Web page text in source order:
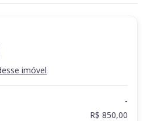
imóvel
-
R$ 850,00